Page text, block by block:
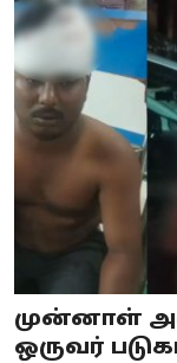
முன்னாள்
ஒருவர்